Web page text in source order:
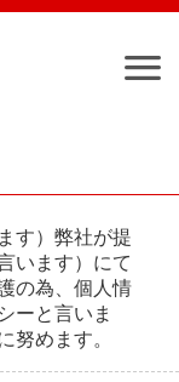
す）弊社が提
います）にて
の為、個人情
ーと言いま
努めます。